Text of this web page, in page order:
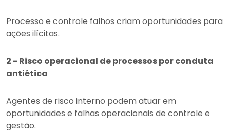
Processo e controle falhos criam oportunidades para
ações ilícitas.
2 - Risco operacional de processos por conduta
antiética
Agentes de risco interno podem atuar em
oportunidades e falhas operacionais de controle e
gestão.